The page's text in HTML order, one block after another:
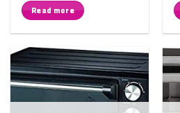
was:
9,500.00 EGP.is:
6,950.00 EGP.
Read more